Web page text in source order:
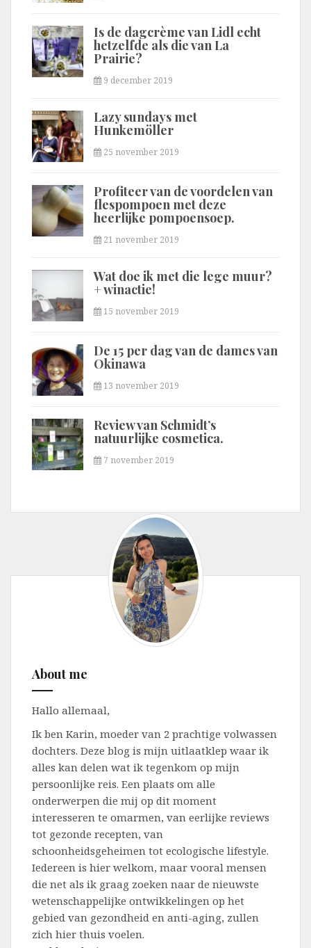
Is de dagcrème van Lidl echt
hetzelfde als die van La
Prairie?
9 december 2019
Lazy sundays met
Hunkemöller
25 november 2019
Profiteer van de voordelen van
flespompoen met deze
heerlijke pompoensoep.
21 november 2019
Wat doe ik met die lege muur?
+ winactie!
15 november 2019
De 15 per dag van de dames van
Okinawa
13 november 2019
Review van Schmidt’s
natuurlijke cosmetica.
7 november 2019
About me
Hallo allemaal,
Ik ben Karin, moeder van 2 prachtige volwassen
dochters. Deze blog is mijn uitlaatklep waar ik
alles kan delen wat ik tegenkom op mijn
persoonlijke reis. Een plaats om alle
onderwerpen die mij op dit moment
interesseren te omarmen, van eerlijke reviews
tot gezonde recepten, van
schoonheidsgeheimen tot ecologische lifestyle.
Iedereen is hier welkom, maar vooral mensen
die net als ik graag zoeken naar de nieuwste
wetenschappelijke ontwikkelingen op het
gebied van gezondheid en anti-aging, zullen
zich hier thuis voelen.